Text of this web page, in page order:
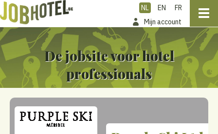
NL EN
FR
Mijn account
De jobsite voor hotel
professionals